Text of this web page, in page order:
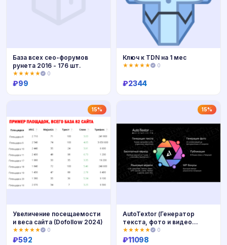
База всех сео-форумов
рунета 2016 - 176 шт.
★★★★★ 0
₽99
Ключ к TDN на 1 мес
★★★★★ 0
₽2344
15%
Увеличение посещаемости
и веса сайта (Dofollow 2024)
★★★★★ 0
₽592
15%
AutoTextor (Генератор
текста, фото и видео
анлим)
★★★★★ 0
₽11098